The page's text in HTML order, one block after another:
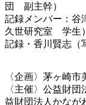
団 副主幹）
記録メンバー：谷
久世研究室 学生）
記録・香川賢志（
〈企画〉茅ヶ崎市
〈主催〉公益財
益財団法人かなが